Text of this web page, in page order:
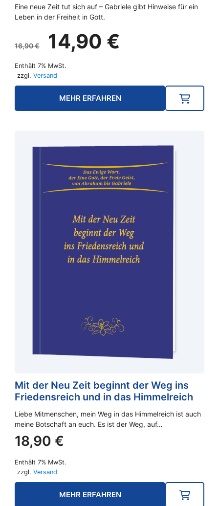
Eine neue Zeit tut sich auf – Gabriele gibt Hinweise für ein
Leben in der Freiheit in Gott.
16,90€
Ursprünglicher
Preis
war:
16,90 €
14,90 €
Enthält 7% MwSt.
zzgl. Versand
MEHR ERFAHREN
Mit der Neu Zeit beginnt der Weg ins
Friedensreich und in das Himmelreich
Liebe Mitmenschen, mein Weg in das Himmelreich ist auch
meine Botschaft an euch. Es ist der Weg, auf…
18,90 €
Enthält 7% MwSt.
zzgl. Versand
MEHR ERFAHREN